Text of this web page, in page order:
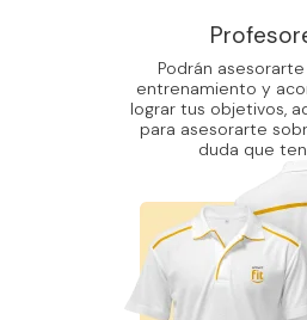
Podrán
entrenamiento y
lograr tus objetivos,
para asesorarte
duda que